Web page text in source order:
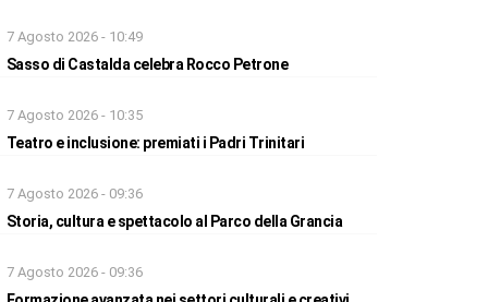
7 Agosto 2026 - 10:49
Sasso di Castalda celebra Rocco Petrone
7 Agosto 2026 - 10:35
Teatro e inclusione: premiati i Padri Trinitari
7 Agosto 2026 - 09:36
Storia, cultura e spettacolo al Parco della Grancia
7 Agosto 2026 - 09:36